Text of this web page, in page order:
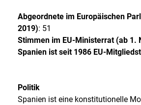
Abgeordnete im Europäischen
2019): 51
Stimmen im EU-Ministerrat (ab 1.
Spanien ist seit 1986 EU-
Politik
Spanien ist eine konstitutionelle